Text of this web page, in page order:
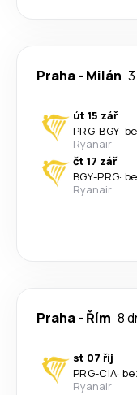
Praha- Milán
út 15 zář
PRG-BGY·
Ryanair
čt 17 zář
BGY-PRG·
Ryanair
Praha- Řím 8
st 07 říj
PRG-CIA·
Ryanair